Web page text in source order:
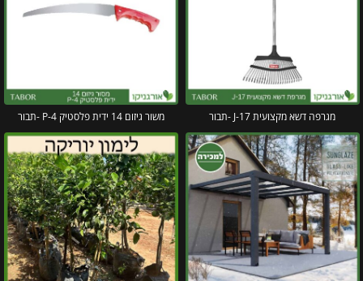
מגרפה דשא מקצועית J-17 -תבור משור גיזום 14 ידית פלסטיק P-4 -תבור